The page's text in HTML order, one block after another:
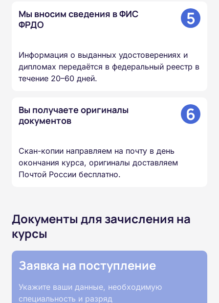
Мы вносим сведения в ФИС
ФРДО
5
Информация о выданных удостоверениях и
дипломах передаётся в федеральный реестр в
течение 20–60 дней.
Вы получаете оригиналы
документов
6
Скан-копии направляем на почту в день
окончания курса, оригиналы доставляем
Почтой России бесплатно.
Документы для зачисления на
курсы
Заявка на поступление
Укажите ваши данные, необходимую
специальность и разряд